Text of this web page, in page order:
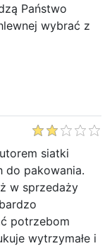
Państwo
wybrać z
siatki
do pakowania.
w sprzedaży
potrzebom
wytrzymałe i